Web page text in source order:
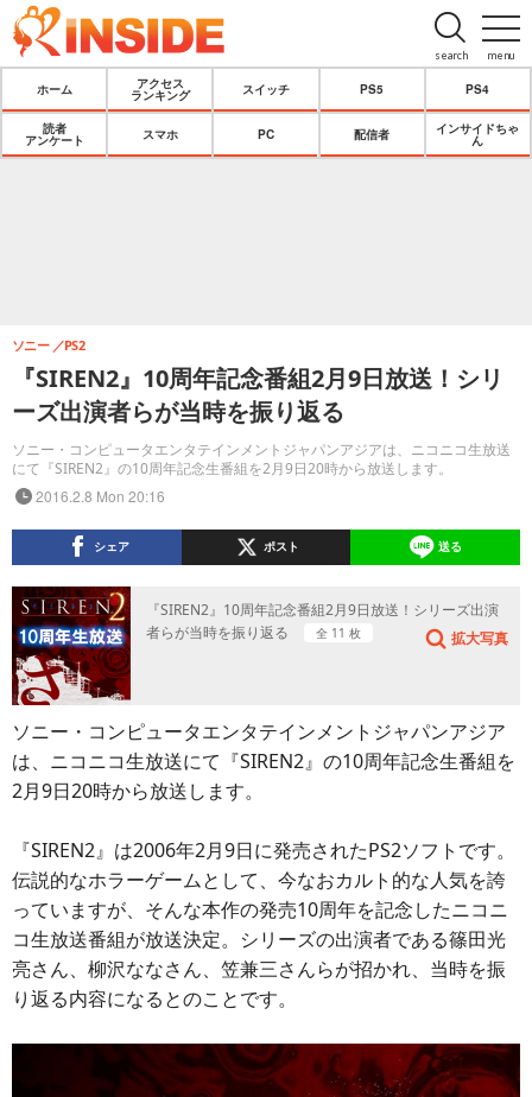
menu
search
ホーム
アクセス
ランキング
スイッチ PS5 PS4
読者
アンケート
スマホ PC 配信者
インサイドちゃ
ん
『SIREN2』10周年記念番組2月9日放送！シリ
ーズ出演者らが当時を振り返る
ソニー・コンピュータエンタテインメントジャパンアジアは、ニコニコ生放送
にて『SIREN2』の10周年記念生番組を2月9日20時から放送します。
ソニー PS2
2016.2.8 Mon 20:16
シェア ポスト 送る
『SIREN2』10周年記念番組2月9日放送！シリーズ出演
者らが当時を振り返る
全 11 枚 拡大写真
ソニー・コンピュータエンタテインメントジャパンアジア
は、ニコニコ生放送にて『SIREN2』の10周年記念生番組を
2月9日20時から放送します。
『SIREN2』は2006年2月9日に発売されたPS2ソフトです。
伝説的なホラーゲームとして、今なおカルト的な人気を誇
っていますが、そんな本作の発売10周年を記念したニコニ
コ生放送番組が放送決定。シリーズの出演者である篠田光
亮さん、柳沢ななさん、笠兼三さんらが招かれ、当時を振
り返る内容になるとのことです。